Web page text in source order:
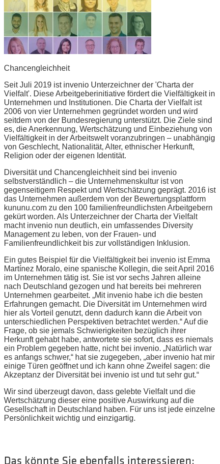
Chancengleichheit
Seit Juli 2019 ist invenio Unterzeichner der 'Charta der
Vielfalt'. Diese Arbeitgeberinitiative fördert die Vielfältigkeit in
Unternehmen und Institutionen. Die Charta der Vielfalt ist
2006 von vier Unternehmen gegründet worden und wird
seitdem von der Bundesregierung unterstützt. Die Ziele sind
es, die Anerkennung, Wertschätzung und Einbeziehung von
Vielfältigkeit in der Arbeitswelt voranzubringen – unabhängig
von Geschlecht, Nationalität, Alter, ethnischer Herkunft,
Religion oder der eigenen Identität.
Diversität und Chancengleichheit sind bei invenio
selbstverständlich – die Unternehmenskultur ist von
gegenseitigem Respekt und Wertschätzung geprägt. 2016 ist
das Unternehmen außerdem von der Bewertungsplattform
kununu.com zu den 100 familienfreundlichsten Arbeitgebern
gekürt worden. Als Unterzeichner der Charta der Vielfalt
macht invenio nun deutlich, ein umfassendes Diversity
Management zu leben, von der Frauen- und
Familienfreundlichkeit bis zur vollständigen Inklusion.
Ein gutes Beispiel für die Vielfältigkeit bei invenio ist Emma
Martínez Moralo, eine spanische Kollegin, die seit April 2016
im Unternehmen tätig ist. Sie ist vor sechs Jahren alleine
nach Deutschland gezogen und hat bereits bei mehreren
Unternehmen gearbeitet. „Mit invenio habe ich die besten
Erfahrungen gemacht. Die Diversität im Unternehmen wird
hier als Vorteil genutzt, denn dadurch kann die Arbeit von
unterschiedlichen Perspektiven betrachtet werden.“ Auf die
Frage, ob sie jemals Schwierigkeiten bezüglich ihrer
Herkunft gehabt habe, antwortete sie sofort, dass es niemals
ein Problem gegeben hatte, nicht bei invenio. „Natürlich war
es anfangs schwer,“ hat sie zugegeben, „aber invenio hat mir
einige Türen geöffnet und ich kann ohne Zweifel sagen: die
Akzeptanz der Diversität bei invenio ist und tut sehr gut.“
Wir sind überzeugt davon, dass gelebte Vielfalt und die
Wertschätzung dieser eine positive Auswirkung auf die
Gesellschaft in Deutschland haben. Für uns ist jede einzelne
Persönlichkeit wichtig und einzigartig.
Das könnte Sie ebenfalls interessieren: